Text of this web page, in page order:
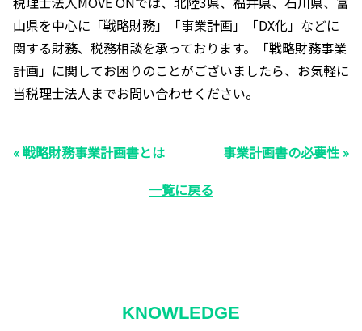
山県を中心に「戦略財務」「事業計画」「DX化」などに
関する財務、税務相談を承っております。「戦略財務事業
計画」に関してお困りのことがございましたら、お気軽に
当税理士法人までお問い合わせください。
« 戦略財務事業計画書とは
事業計画書の必要性 »
一覧に戻る
KNOWLEDGE